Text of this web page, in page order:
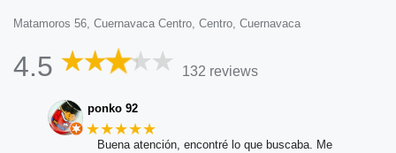
Matamoros 56, Cuernavaca Centro, Centro, Cuernavaca
4.5 132 reviews
ponko 92
★★★★★
Buena atención, encontré lo que buscaba. Me